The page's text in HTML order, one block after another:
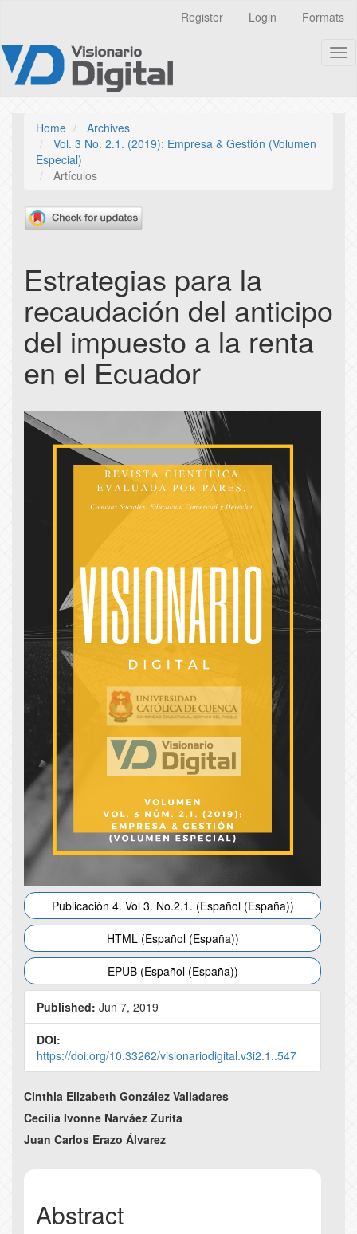
page
content
Main
Content
Sidebar
Register Login Formats
Home
Archives
Vol. 3 No. 2.1. (2019): Empresa & Gestión (Volumen
Especial)
Artículos
Estrategias para la
recaudación del anticipo
del impuesto a la renta
en el Ecuador
Article
Sidebar
Publicaciòn 4. Vol 3. No.2.1. (Español (España))
HTML (Español (España))
EPUB (Español (España))
Published: Jun 7, 2019
DOI:
https://doi.org/10.33262/visionariodigital.v3i2.1..547
Main
Article
Content
Cinthia Elizabeth González Valladares
Cecilia Ivonne Narváez Zurita
Juan Carlos Erazo Álvarez
Abstract